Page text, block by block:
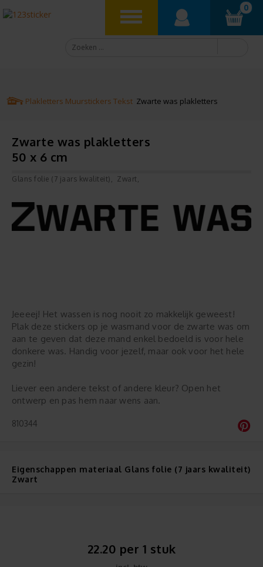
0
Plakletters Muurstickers Tekst Zwarte was plakletters
Zwarte was plakletters
50 x 6 cm
Glans folie (7 jaars kwaliteit) Zwart
Jeeeej! Het wassen is nog nooit zo makkelijk geweest!
Plak deze stickers op je wasmand voor de zwarte was om
aan te geven dat deze mand enkel bedoeld is voor hele
donkere was. Handig voor jezelf, maar ook voor het hele
gezin!
Liever een andere tekst of andere kleur? Open het
ontwerp en pas hem naar wens aan.
810344
Eigenschappen materiaal Glans folie (7 jaars kwaliteit)
Zwart
22.20 per 1 stuk